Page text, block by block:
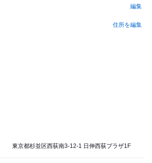
編集
住所を編集
東京都杉並区西荻南3-12-1 日伸西荻プラザ1F